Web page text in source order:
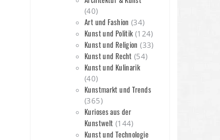
(40)
Art und Fashion (34)
Kunst und Politik(124)
Kunst und Religion (33)
Kunst und Recht (54)
Kunst und Kulinarik
(40)
Kunstmarkt und Trends
(365)
Kurioses aus der
Kunstwelt (144)
Kunst und Technologie